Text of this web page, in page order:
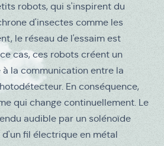
robots, qui s'inspirent du
d'insectes comme les
le réseau de l'essaim est
cas, ces robots créent un
la communication entre la
En conséquence,
qui change continuellement. Le
audible par un solénoïde
fil électrique en métal